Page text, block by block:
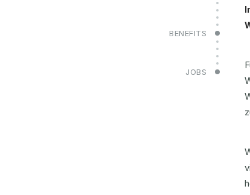
BENEFITS
JOBS